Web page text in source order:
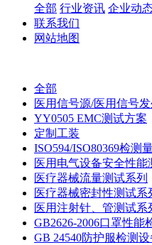
全部 行业资讯 企业动
联系我们
网站地图
全部
医用信号源/医用信号
YY0505 EMC测试方案
定制工装
ISO594/ISO80369检测
医用电气设备安全性能
医疗器械流量测试系列
医疗器械密封性测试系
医用注射针、管测试系
GB2626-2006口罩性能
GB 24540防护服检测设